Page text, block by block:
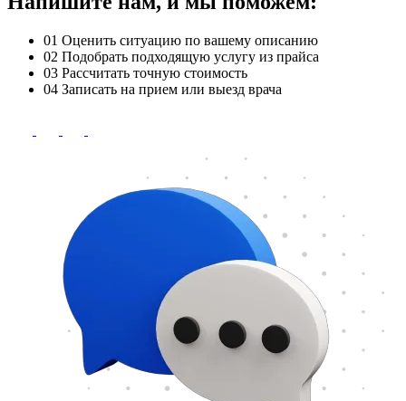
01 Оценить ситуацию по вашему описанию
02 Подобрать подходящую услугу из прайса
03 Рассчитать точную стоимость
04 Записать на прием или выезд врача